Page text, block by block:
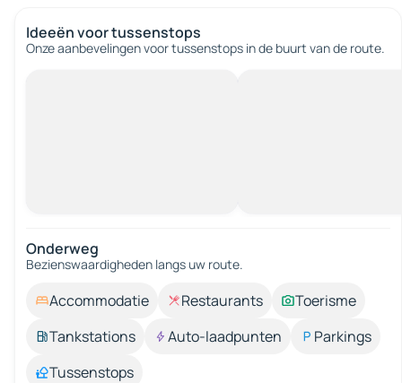
Ideeën voor tussenstops
Onze aanbevelingen voor tussenstops in de buurt van de route.
Onderweg
Bezienswaardigheden langs uw route.
Accommodatie Restaurants
Toerisme
Tankstations
Auto-laadpunten
Parkings
Tussenstops